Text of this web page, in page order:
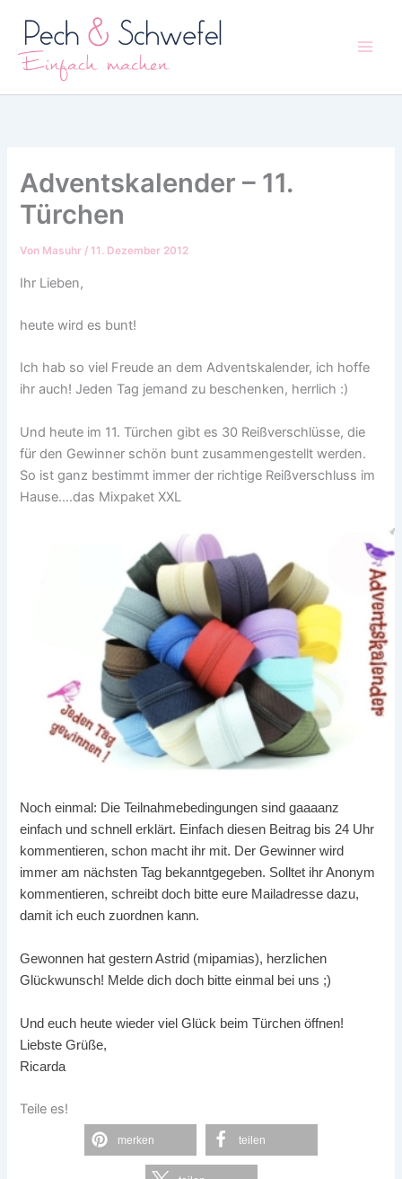
Inhalt
springen
Adventskalender – 11.
Türchen
Von Masuhr /11. Dezember 2012
Ihr Lieben,
heute wird es bunt!
Ich hab so viel Freude an dem Adventskalender, ich hoffe
ihr auch! Jeden Tag jemand zu beschenken, herrlich :)
Und heute im 11. Türchen gibt es 30 Reißverschlüsse, die
für den Gewinner schön bunt zusammengestellt werden.
So ist ganz bestimmt immer der richtige Reißverschluss im
Hause….das Mixpaket XXL
Noch einmal: Die Teilnahmebedingungen sind gaaaanz
einfach und schnell erklärt. Einfach diesen Beitrag bis 24 Uhr
kommentieren, schon macht ihr mit. Der Gewinner wird
immer am nächsten Tag bekanntgegeben. Solltet ihr Anonym
kommentieren, schreibt doch bitte eure Mailadresse dazu,
damit ich euch zuordnen kann.
Gewonnen hat gestern Astrid (mipamias), herzlichen
Glückwunsch! Melde dich doch bitte einmal bei uns ;)
Und euch heute wieder viel Glück beim Türchen öffnen!
Liebste Grüße,
Ricarda
Teile es!
merken teilen